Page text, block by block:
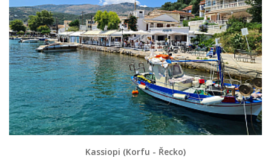
Kassiopi (Korfu - Řecko)